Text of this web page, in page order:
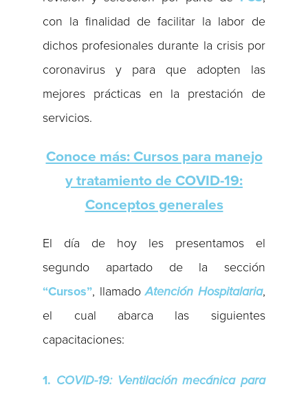
con la finalidad de facilitar la labor de
dichos profesionales durante la crisis por
coronavirus y para que adopten las
mejores prácticas en la prestación de
servicios.
Conoce más: Cursos para manejo
y tratamiento de COVID-19:
Conceptos generales
El día de hoy les presentamos el
segundo apartado de la sección
“Cursos”, llamadoAtención Hospitalaria,
el cual abarca las siguientes
capacitaciones:
1. COVID-19: Ventilación mecánica para